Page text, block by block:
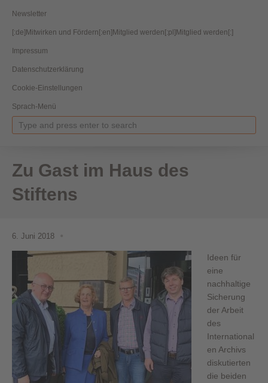
Newsletter
[:de]Mitwirken und Fördern[:en]Mitglied werden[:pl]Mitglied werden[:]
Impressum
Datenschutzerklärung
Cookie-Einstellungen
Sprach-Menü
Zu Gast im Haus des
Stiftens
6. Juni 2018
Ideen für
eine
nachhaltige
Sicherung
der Arbeit
des
International
en Archivs
diskutierten
die beiden